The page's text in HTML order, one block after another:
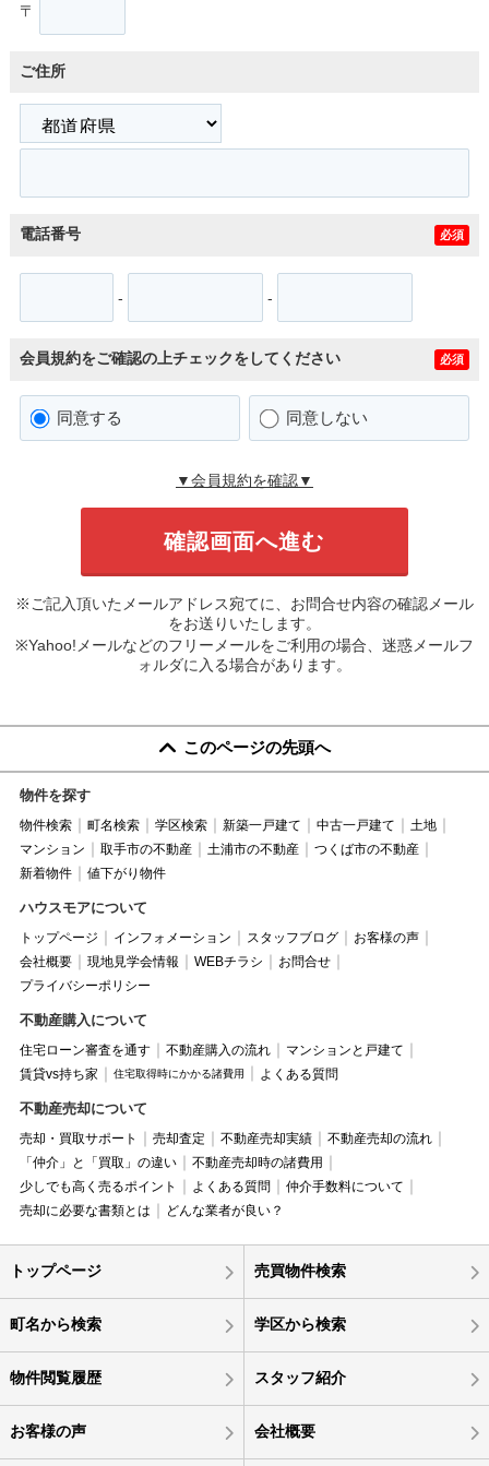
〒
ご住所
電話番号 必須
- -
会員規約をご確認の上チェックをしてください 必須
同意する 同意しない
▼会員規約を確認▼
※ご記入頂いたメールアドレス宛てに、お問合せ内容の確認メール
をお送りいたします。
※Yahoo!メールなどのフリーメールをご利用の場合、迷惑メールフ
ォルダに入る場合があります。
このページの先頭へ
物件を探す
物件検索 町名検索 学区検索 新築一戸建て 中古一戸建て
土地
マンション
取手市の不動産 土浦市の不動産
つくば市の不動産
新着物件
値下がり物件
ハウスモアについて
トップページ インフォメーション スタッフブログ
お客様の声
会社概要
現地見学会情報 WEBチラシ
お問合せ
プライバシーポリシー
不動産購入について
住宅ローン審査を通す 不動産購入の流れ
マンションと戸建て
賃貸vs持ち家
住宅取得時にかかる諸費用 よくある質問
不動産売却について
売却・買取サポート 売却査定 不動産売却実績
不動産売却の流れ
「仲介」と「買取」の違い
不動産売却時の諸費用
少しでも高く売るポイント
よくある質問
仲介手数料について
売却に必要な書類とは
どんな業者が良い？
トップページ 売買物件検索
町名から検索 学区から検索
物件閲覧履歴 スタッフ紹介
お客様の声 会社概要